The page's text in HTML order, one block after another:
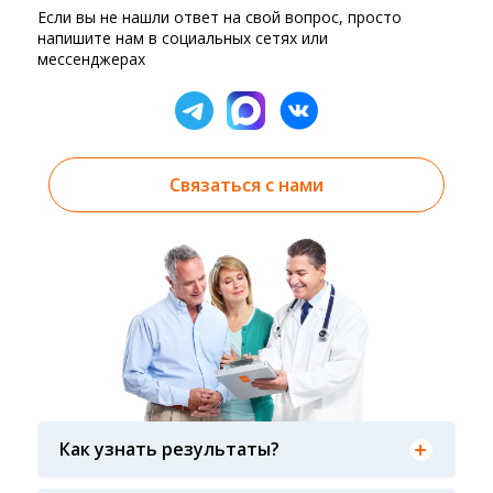
Если вы не нашли ответ на свой вопрос, просто
напишите нам в социальных сетях или
мессенджерах
Связаться с нами
Как узнать результаты?
Результаты вы можете получить тремя
вами при оформлении заказа, на сайте в